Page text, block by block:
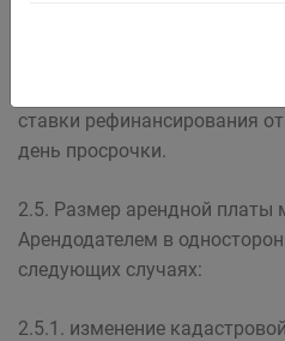
ставки рефинансирования
день просрочки.
2.5. Размер арендной платы
Арендодателем в
следующих случаях:
2.5.1. изменение